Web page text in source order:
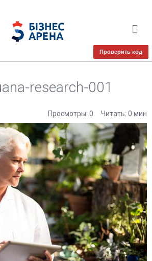
Проверить код
research-001
Читать: 0 мин
Просмотры: 0